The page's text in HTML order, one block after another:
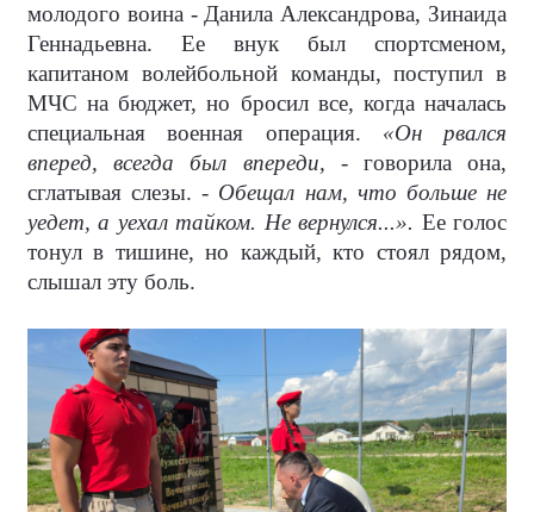
молодого воина - Данила Александрова, Зинаида
Геннадьевна. Ее внук был спортсменом,
капитаном волейбольной команды, поступил в
МЧС на бюджет, но бросил все, когда началась
специальная военная операция. «Он рвался
вперед, всегда был впереди, - говорила она,
сглатывая слезы. - Обещал нам, что больше не
уедет, а уехал тайком. Не вернулся...». Ее голос
тонул в тишине, но каждый, кто стоял рядом,
слышал эту боль.